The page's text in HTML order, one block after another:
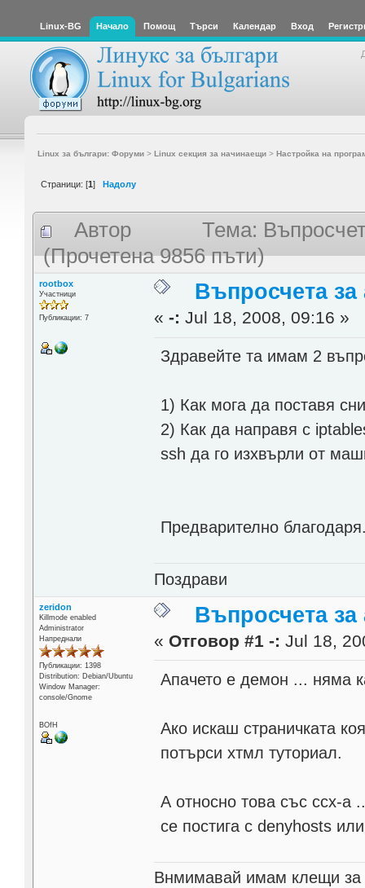
Linux-BG Начало Помощ Търси Календар Вход
Linux за българи: Форуми> Linux секция за начинаещи> Настройка на
Страници: [1] Надолу
Автор
Тема:
(Прочетена 9856 пъти)
rootbox
Участници
Публикации: 7
Въпросчета
«-: Jul 18, 2008, 09:16 »
Здравейте та имам 2
1) Как мога да поставя
2) Как да направя с
ssh да го изхвърли от
Предварително
Поздрави
zeridon
Killmode enabled
Administrator
Напреднали
Публикации: 1398
Distribution: Debian/Ubuntu
Window Manager:
console/Gnome
BOfH
Въпросчета
« Отговор #1 -: Jul 18,
Апачето е демон ... няма
Ако искаш страничката
потърси хтмл туториал.
А относно това със ссх-а
се постига с denyhosts
Внмимавай имам клещи за